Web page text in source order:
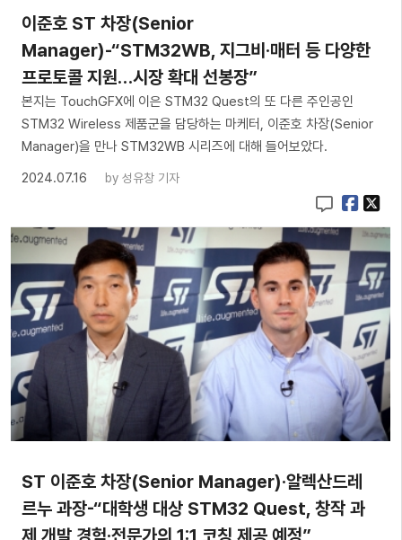
이준호 ST 차장(Senior
Manager)-“STM32WB, 지그비·매터 등 다양한
프로토콜 지원…시장 확대 선봉장”
본지는 TouchGFX에 이은 STM32 Quest의 또 다른 주인공인
STM32 Wireless 제품군을 담당하는 마케터, 이준호 차장(Senior
Manager)을 만나 STM32WB 시리즈에 대해 들어보았다.
2024.07.16
by 성유창 기자
ST 이준호 차장(Senior Manager)·알렉산드레
르누 과장-“대학생 대상 STM32 Quest, 창작 과
제 개발 경험·전문가의 1:1 코칭 제공 예정”